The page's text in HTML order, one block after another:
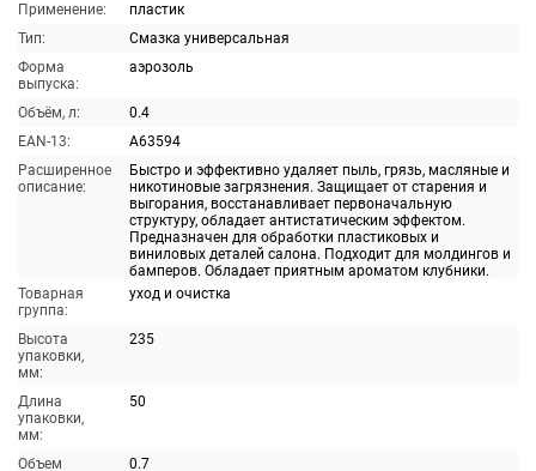
Применение:
пластик
Тип:
Смазка универсальная
Форма
выпуска:
аэрозоль
Объём, л:
0.4
EAN-13:
A63594
Расширенное
описание:
Быстро и эффективно удаляет пыль, грязь, масляные и
никотиновые загрязнения. Защищает от старения и
выгорания, восстанавливает первоначальную
структуру, обладает антистатическим эффектом.
Предназначен для обработки пластиковых и
виниловых деталей салона. Подходит для молдингов и
бамперов. Обладает приятным ароматом клубники.
Товарная
группа:
уход и очистка
Высота
упаковки,
мм:
235
Длина
упаковки,
мм:
50
Объем
0.7